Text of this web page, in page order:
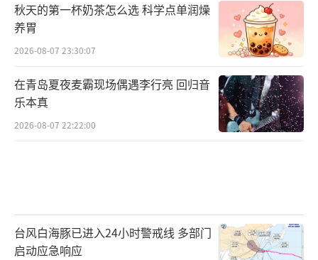
秋天的第一杯奶茶怎么选 科学点单润燥
养胃
2026-08-07 23:30:07
在青岛夏夜麦霸现场偶遇李行亮 回归音
乐本真
2026-08-07 22:22:00
台风白海豚已进入24小时警戒线 多部门
启动应急响应